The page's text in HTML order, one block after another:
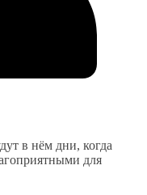
в нём дни, когда
для